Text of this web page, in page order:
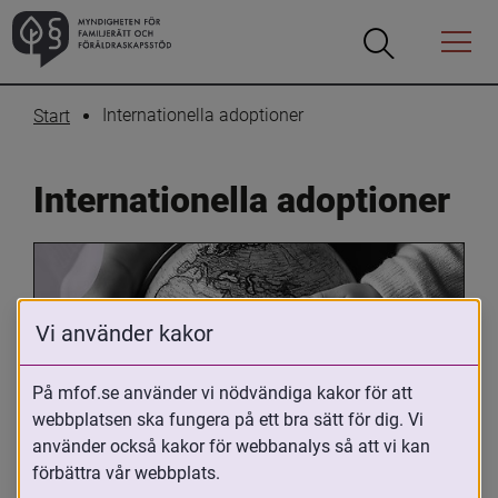
Öppna
Öppna
Menyn
Start Internationella adoptioner
Internationella adoptioner
Oavsett om du är adopterad,
adoptivförälder eller arbetar med
Vi använder kakor
På mfof.se använder vi nödvändiga kakor för att
webbplatsen ska fungera på ett bra sätt för dig. Vi
använder också kakor för webbanalys så att vi kan
förbättra vår webbplats.